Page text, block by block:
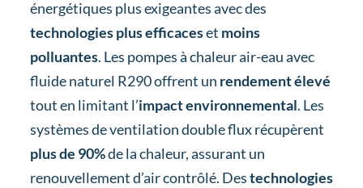
énergétiques plus exigeantes avec des
technologies plus efficaceset moins
polluantes. Les pompes à chaleur air-eau avec
fluide naturel R290 offrent un rendement élevé
tout en limitant l’impact environnemental. Les
systèmes de ventilation double flux récupèrent
plus de 90%de la chaleur, assurant un
renouvellement d’air contrôlé. Destechnologies